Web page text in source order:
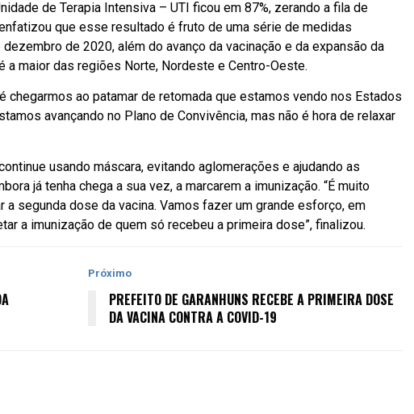
de Terapia Intensiva – UTI ficou em 87%, zerando a fila de
que esse resultado é fruto de uma série de medidas
de 2020, além do avanço da vacinação e da expansão da
a maior das regiões Norte, Nordeste e Centro-Oeste.
chegarmos ao patamar de retomada que estamos vendo nos Estados
avançando no Plano de Convivência, mas não é hora de relaxar
usando máscara, evitando aglomerações e ajudando as
já tenha chega a sua vez, a marcarem a imunização. “É muito
segunda dose da vacina. Vamos fazer um grande esforço, em
a imunização de quem só recebeu a primeira dose”, finalizou.
Próximo
PREFEITO DE GARANHUNS RECEBE A PRIMEIRA DOSE
DA VACINA CONTRA A COVID-19